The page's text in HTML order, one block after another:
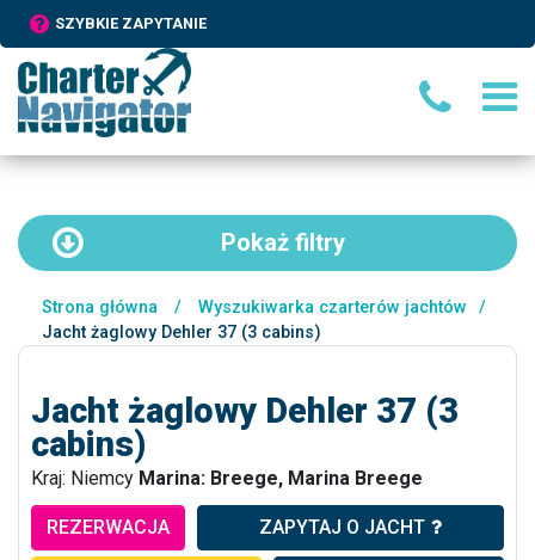
SZYBKIE ZAPYTANIE
Pokaż filtry
Strona główna / Wyszukiwarka czarterów jachtów
/
Jacht żaglowy Dehler 37 (3 cabins)
Jacht żaglowy Dehler 37 (3
cabins)
Kraj: Niemcy Marina: Breege, Marina Breege
REZERWACJA ZAPYTAJ O JACHT